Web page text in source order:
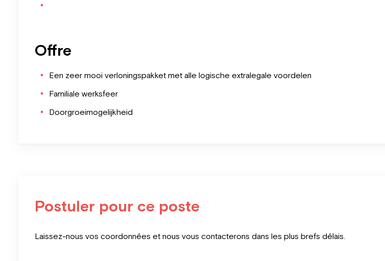
Offre
Een zeer mooi verloningspakket met alle logische extralegale voordelen
Familiale werksfeer
Doorgroeimogelijkheid
Postuler pour ce poste
Laissez-nous vos coordonnées et nous vous contacterons dans les plus brefs délais.